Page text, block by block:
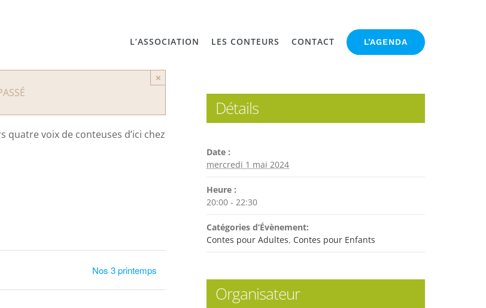
L’ASSOCIATION LES CONTEURS CONTACT L’AGENDA
×
quatre voix de conteuses d’ici chez
Nos 3 printemps
Détails
Date :
mercredi 1 mai 2024
Heure :
20:00 - 22:30
Catégories d’Évènement:
Contes pour Adultes, Contes pour Enfants
Organisateur